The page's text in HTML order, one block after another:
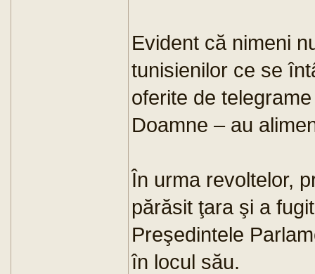
Evident că nimeni
tunisienilor ce se
oferite de
Doamne – au
În urma revoltelor,
părăsit ţara şi a
Preşedintele
în locul său.